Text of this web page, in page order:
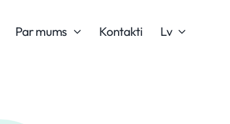
Par mums Kontakti Lv